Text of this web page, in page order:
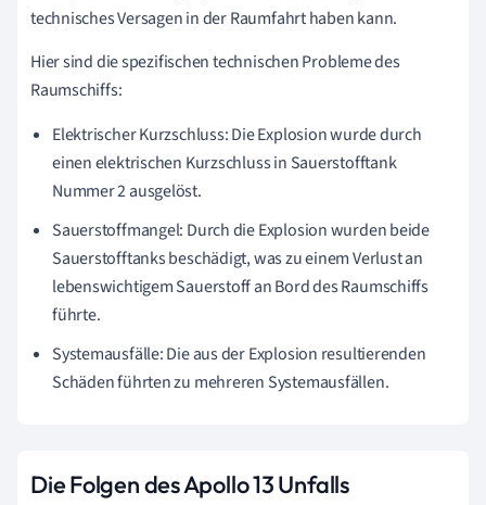
technisches Versagen in der Raumfahrt haben kann.
Hier sind die spezifischen technischen Probleme des
Raumschiffs:
Elektrischer Kurzschluss: Die Explosion wurde durch
einen elektrischen Kurzschluss in Sauerstofftank
Nummer 2 ausgelöst.
Sauerstoffmangel: Durch die Explosion wurden beide
Sauerstofftanks beschädigt, was zu einem Verlust an
lebenswichtigem Sauerstoff an Bord des Raumschiffs
führte.
Systemausfälle: Die aus der Explosion resultierenden
Schäden führten zu mehreren Systemausfällen.
Die Folgen des Apollo 13 Unfalls